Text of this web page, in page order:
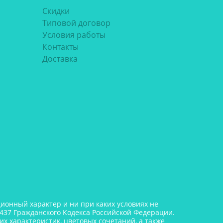
Скидки
Типовой договор
Условия работы
Контакты
Доставка
характер и ни при каких условиях не
Гражданского Кодекса Российской Федерации.
характеристик, цветовых сочетаний, а также